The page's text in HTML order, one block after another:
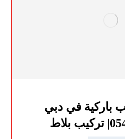
باركية في دبي